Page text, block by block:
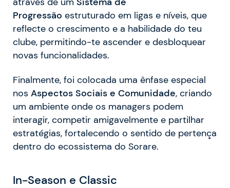
Progressão estruturado em ligas e níveis, que
reflecte o crescimento e a habilidade do teu
clube, permitindo-te ascender e desbloquear
novas funcionalidades.
Finalmente, foi colocada uma ênfase especial
nos Aspectos Sociais e Comunidade, criando
um ambiente onde os managers podem
interagir, competir amigavelmente e partilhar
estratégias, fortalecendo o sentido de pertença
dentro do ecossistema do Sorare.
In-Season e Classic